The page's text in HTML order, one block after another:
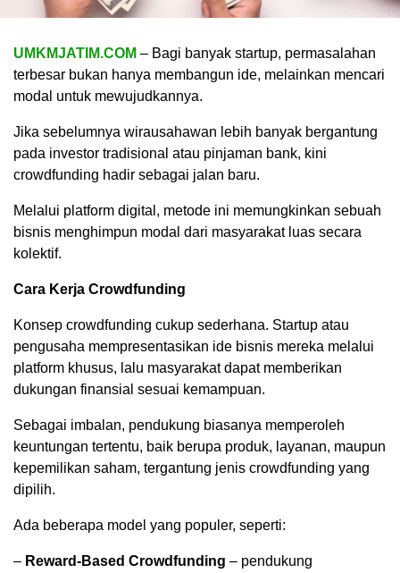
UMKMJATIM.COM – Bagi banyak startup, permasalahan
terbesar bukan hanya membangun ide, melainkan mencari
modal untuk mewujudkannya.
Jika sebelumnya wirausahawan lebih banyak bergantung
pada investor tradisional atau pinjaman bank, kini
crowdfunding hadir sebagai jalan baru.
Melalui platform digital, metode ini memungkinkan sebuah
bisnis menghimpun modal dari masyarakat luas secara
kolektif.
Cara Kerja Crowdfunding
Konsep crowdfunding cukup sederhana. Startup atau
pengusaha mempresentasikan ide bisnis mereka melalui
platform khusus, lalu masyarakat dapat memberikan
dukungan finansial sesuai kemampuan.
Sebagai imbalan, pendukung biasanya memperoleh
keuntungan tertentu, baik berupa produk, layanan, maupun
kepemilikan saham, tergantung jenis crowdfunding yang
dipilih.
Ada beberapa model yang populer, seperti:
– Reward-Based Crowdfunding – pendukung